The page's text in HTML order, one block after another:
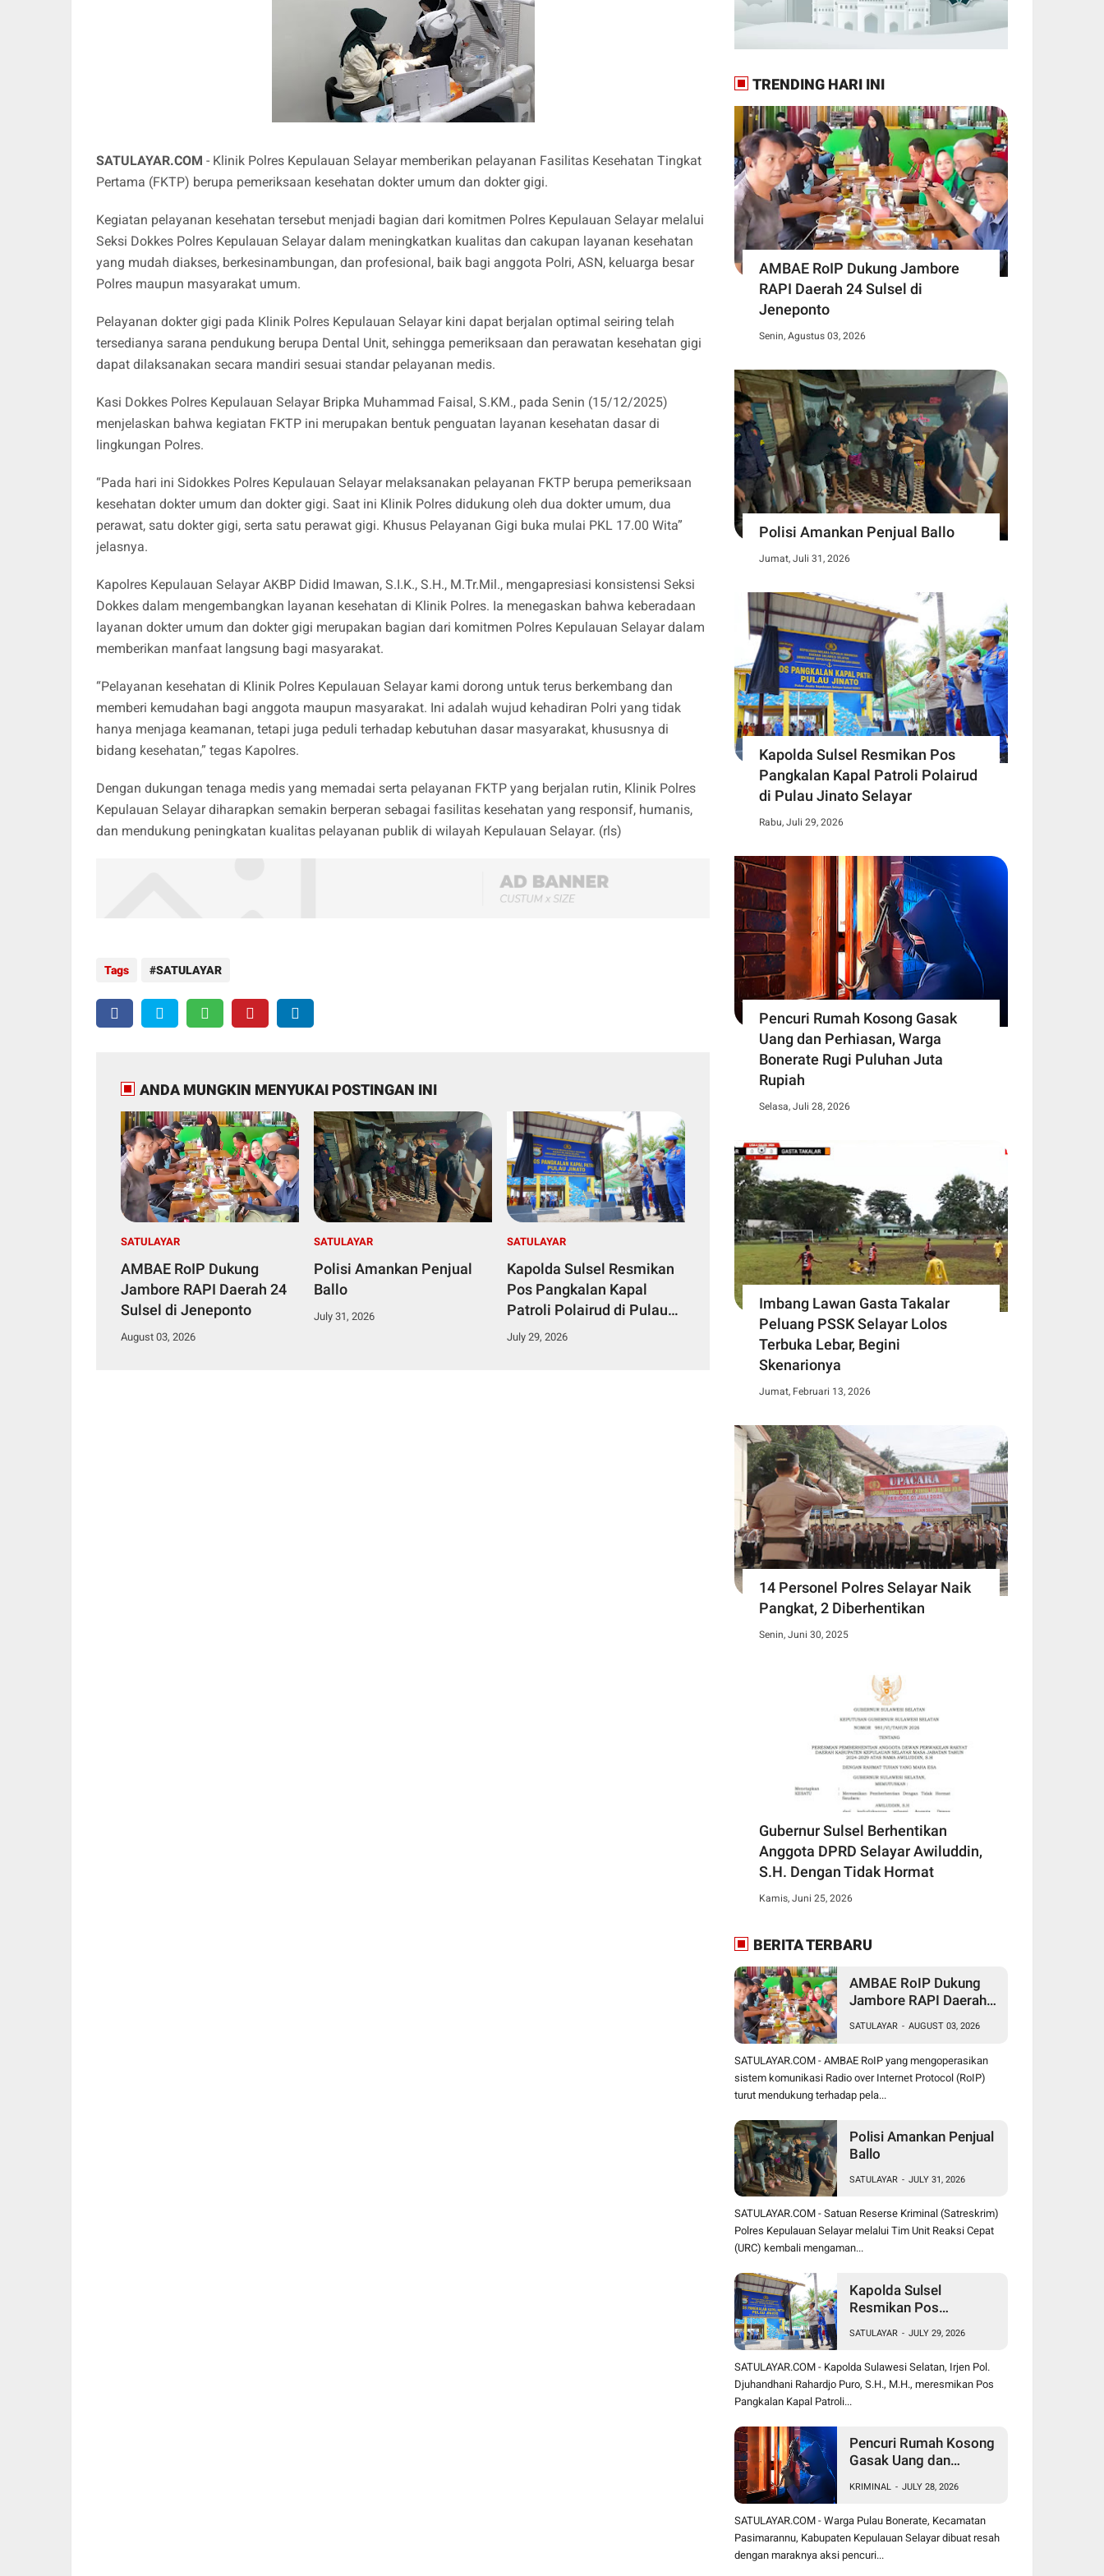
SATULAYAR.COM - Klinik Polres Kepulauan Selayar memberikan pelayanan Fasilitas Kesehatan Tingkat
Pertama (FKTP) berupa pemeriksaan kesehatan dokter umum dan dokter gigi.
Kegiatan pelayanan kesehatan tersebut menjadi bagian dari komitmen Polres Kepulauan Selayar melalui
Seksi Dokkes Polres Kepulauan Selayar dalam meningkatkan kualitas dan cakupan layanan kesehatan
yang mudah diakses, berkesinambungan, dan profesional, baik bagi anggota Polri, ASN, keluarga besar
Polres maupun masyarakat umum.
Pelayanan dokter gigi pada Klinik Polres Kepulauan Selayar kini dapat berjalan optimal seiring telah
tersedianya sarana pendukung berupa Dental Unit, sehingga pemeriksaan dan perawatan kesehatan gigi
dapat dilaksanakan secara mandiri sesuai standar pelayanan medis.
Kasi Dokkes Polres Kepulauan Selayar Bripka Muhammad Faisal, S.KM., pada Senin (15/12/2025)
menjelaskan bahwa kegiatan FKTP ini merupakan bentuk penguatan layanan kesehatan dasar di
lingkungan Polres.
“Pada hari ini Sidokkes Polres Kepulauan Selayar melaksanakan pelayanan FKTP berupa pemeriksaan
kesehatan dokter umum dan dokter gigi. Saat ini Klinik Polres didukung oleh dua dokter umum, dua
perawat, satu dokter gigi, serta satu perawat gigi. Khusus Pelayanan Gigi buka mulai PKL 17.00 Wita”
jelasnya.
Kapolres Kepulauan Selayar AKBP Didid Imawan, S.I.K., S.H., M.Tr.Mil., mengapresiasi konsistensi Seksi
Dokkes dalam mengembangkan layanan kesehatan di Klinik Polres. Ia menegaskan bahwa keberadaan
layanan dokter umum dan dokter gigi merupakan bagian dari komitmen Polres Kepulauan Selayar dalam
memberikan manfaat langsung bagi masyarakat.
“Pelayanan kesehatan di Klinik Polres Kepulauan Selayar kami dorong untuk terus berkembang dan
memberi kemudahan bagi anggota maupun masyarakat. Ini adalah wujud kehadiran Polri yang tidak
hanya menjaga keamanan, tetapi juga peduli terhadap kebutuhan dasar masyarakat, khususnya di
bidang kesehatan,” tegas Kapolres.
Dengan dukungan tenaga medis yang memadai serta pelayanan FKTP yang berjalan rutin, Klinik Polres
Kepulauan Selayar diharapkan semakin berperan sebagai fasilitas kesehatan yang responsif, humanis,
dan mendukung peningkatan kualitas pelayanan publik di wilayah Kepulauan Selayar. (rls)
Tags SATULAYAR
ANDA MUNGKIN MENYUKAI POSTINGAN INI
SATULAYAR
AMBAE RoIP Dukung
Jambore RAPI Daerah 24
Sulsel di Jeneponto
August 03, 2026
SATULAYAR
Polisi Amankan Penjual
Ballo
July 31, 2026
SATULAYAR
Kapolda Sulsel Resmikan
Pos Pangkalan Kapal
Patroli Polairud di Pulau
Jinato Selayar
July 29, 2026
TRENDING HARI INI
AMBAE RoIP Dukung Jambore
RAPI Daerah 24 Sulsel di
Jeneponto
Senin, Agustus 03, 2026
Polisi Amankan Penjual Ballo
Jumat, Juli 31, 2026
Kapolda Sulsel Resmikan Pos
Pangkalan Kapal Patroli Polairud
di Pulau Jinato Selayar
Rabu, Juli 29, 2026
Pencuri Rumah Kosong Gasak
Uang dan Perhiasan, Warga
Bonerate Rugi Puluhan Juta
Rupiah
Selasa, Juli 28, 2026
Imbang Lawan Gasta Takalar
Peluang PSSK Selayar Lolos
Terbuka Lebar, Begini
Skenarionya
Jumat, Februari 13, 2026
14 Personel Polres Selayar Naik
Pangkat, 2 Diberhentikan
Senin, Juni 30, 2025
Gubernur Sulsel Berhentikan
Anggota DPRD Selayar Awiluddin,
S.H. Dengan Tidak Hormat
Kamis, Juni 25, 2026
BERITA TERBARU
AMBAE RoIP Dukung
Jambore RAPI Daerah
SATULAYAR - AUGUST 03, 2026
SATULAYAR.COM - AMBAE RoIP yang mengoperasikan
sistem komunikasi Radio over Internet Protocol (RoIP)
turut mendukung terhadap pela...
Polisi Amankan Penjual
Ballo
SATULAYAR - JULY 31, 2026
SATULAYAR.COM - Satuan Reserse Kriminal (Satreskrim)
Polres Kepulauan Selayar melalui Tim Unit Reaksi Cepat
(URC) kembali mengaman...
Kapolda Sulsel
Resmikan Pos
Polairud di Pulau Jinato
Selayar
SATULAYAR - JULY 29, 2026
SATULAYAR.COM - Kapolda Sulawesi Selatan, Irjen Pol.
Djuhandhani Rahardjo Puro, S.H., M.H., meresmikan Pos
Pangkalan Kapal Patroli...
Pencuri Rumah Kosong
Gasak Uang dan
Bonerate Rugi Puluhan
Juta Rupiah
KRIMINAL - JULY 28, 2026
SATULAYAR.COM - Warga Pulau Bonerate, Kecamatan
Pasimarannu, Kabupaten Kepulauan Selayar dibuat resah
dengan maraknya aksi pencuri...